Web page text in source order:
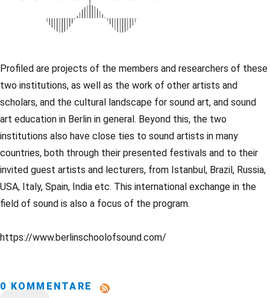
Profiled are projects of the members and researchers of these
two institutions, as well as the work of other artists and
scholars, and the cultural landscape for sound art, and sound
art education in Berlin in general. Beyond this, the two
institutions also have close ties to sound artists in many
countries, both through their presented festivals and to their
invited guest artists and lecturers, from Istanbul, Brazil, Russia,
USA, Italy, Spain, India etc. This international exchange in the
field of sound is also a focus of the program.
https://www.berlinschoolofsound.com/
0 KOMMENTARE